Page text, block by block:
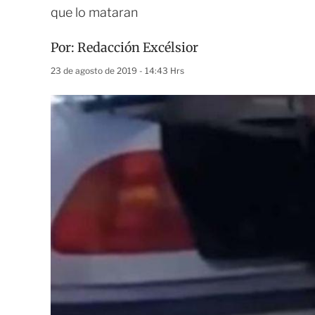
que lo mataran
Por: Redacción Excélsior
23 de agosto de 2019 - 14:43 Hrs